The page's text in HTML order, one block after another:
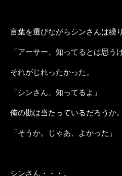
言葉を選びながらシンさんは繰
「アーサー、知ってるとは思う
それがじれったかった。
「シンさん、知ってるよ」
俺の勘は当たっているだろうか。
「そうか。じゃあ、よかった」
シンさん・・・。